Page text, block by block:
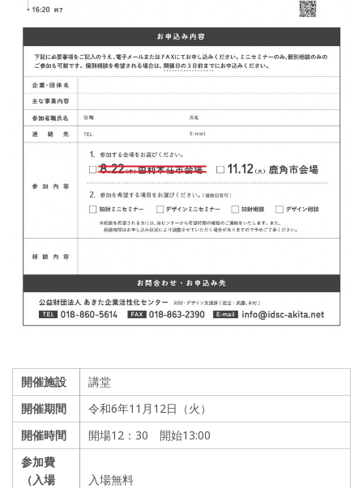
開催施設
講堂
開催期間
令和6年11月12日（火）
開催時間
開場12：30 開始13:00
参加費
（入場
入場無料